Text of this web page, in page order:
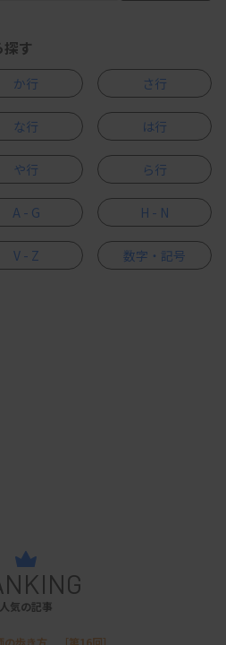
す
か行 さ行
な行 は行
や行 ら行
A - G H - N
V - Z 数字・記号
人気の記事